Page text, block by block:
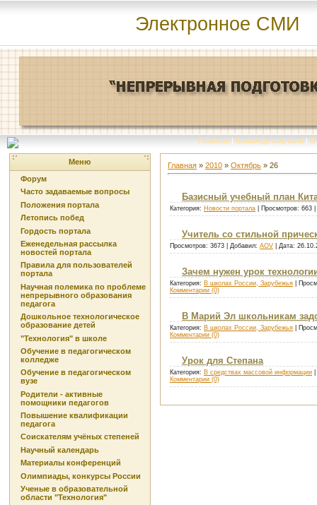
Электронное СМИ
Главная | Команда портала | О
Меню
Форум
Часто задаваемые вопросы
Положения портала
Летопись побед
Гордость портала
Еженедельная рассылка
новостей портала
Правила для пользователей
портала
Научная полемика по проблеме
непрерывного образования
педагога
Дошкольное технологическое
образование детей
"Технология" в школе
Обучение в педагогическом
колледже
Обучение в педагогическом
вузе
Родители - активные
помощники педагогов
Повышение квалификации
педагога
Соискателям учёных степеней
Научный календарь
Материалы конференций
Олимпиады, конкурсы России
Ученые в образовательной
области "Технология"
Главная » 2010 » Октябрь » 26
Базисный учебный план
Категория: Новости портала | Просмотров: 663
Учитель со стильной
Просмотров: 3673 | Добавил: AOV | Дата:
Зачем нужен урок
Категория: В школах России, Зарубежья |
Комментарии (0)
В Марий Эл школьникам
Категория: В школах России, Зарубежья |
Комментарии (0)
Урок для Степана
Категория: В средствах массовой информации
Комментарии (0)